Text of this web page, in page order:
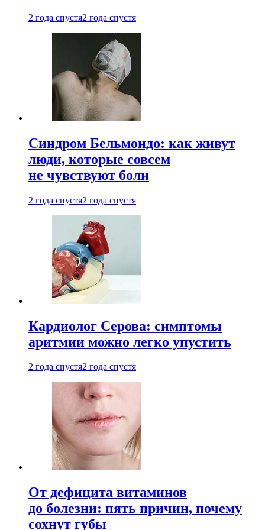
2 года спустя2 года спустя
Синдром Бельмондо: как живут
люди, которые совсем
не чувствуют боли
2 года спустя2 года спустя
Кардиолог Серова: симптомы
аритмии можно легко упустить
2 года спустя2 года спустя
От дефицита витаминов
до болезни: пять причин, почему
сохнут губы